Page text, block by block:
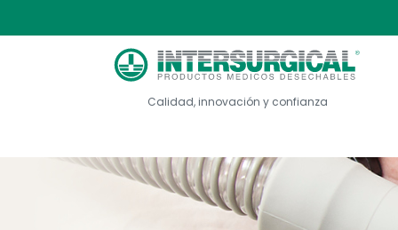
Calidad, innovación y confianza